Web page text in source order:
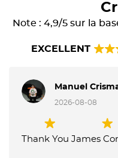
Note : 4,9/5 sur la
EXCELLENT
Manuel
2026-08-08
Thank You James